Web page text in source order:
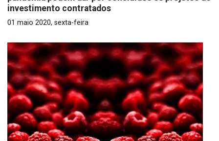
investimento contratados
01 maio 2020, sexta-feira